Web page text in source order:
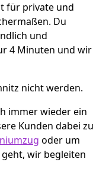
für private und
Du
und
4 Minuten und wir
nicht werden.
immer wieder ein
Kunden dabei zu
oder um
geht, wir begleiten